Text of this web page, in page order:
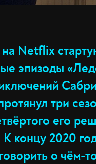
Netflix
эпизоды
три
его
К концу 2020
о чём-то